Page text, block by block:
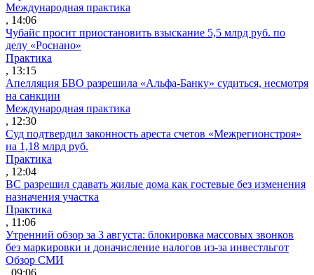
Международная практика
, 14:06
Чубайс просит приостановить взыскание 5,5 млрд руб. по
делу «Роснано»
Практика
, 13:15
Апелляция БВО разрешила «Альфа-Банку» судиться, несмотря
на санкции
Международная практика
, 12:30
Суд подтвердил законность ареста счетов «Межрегионстроя»
на 1,18 млрд руб.
Практика
, 12:04
ВС разрешил сдавать жилые дома как гостевые без изменения
назначения участка
Практика
, 11:06
Утренний обзор за 3 августа: блокировка массовых звонков
без маркировки и доначисление налогов из-за инвестльгот
Обзор СМИ
, 09:06